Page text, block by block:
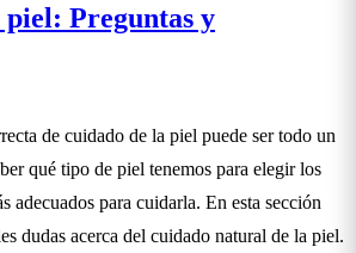
piel: Preguntas y
de cuidado de la piel puede ser todo un
qué tipo de piel tenemos para elegir los
adecuados para cuidarla. En esta sección
dudas acerca del cuidado natural de la piel.